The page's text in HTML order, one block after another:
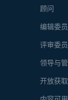
顾问
编辑委
评审委
领导与
开放获